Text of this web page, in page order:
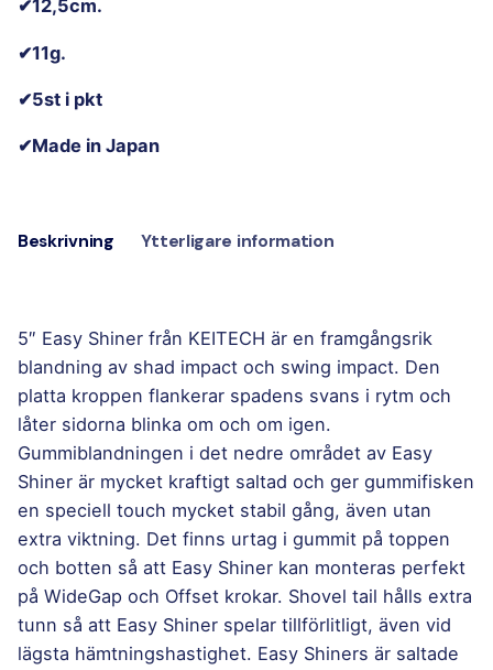
✔12,5cm.
✔11g.
✔5st i pkt
✔Made in Japan
Beskrivning Ytterligare information
5″ Easy Shiner från KEITECH är en framgångsrik
blandning av shad impact och swing impact. Den
platta kroppen flankerar spadens svans i rytm och
låter sidorna blinka om och om igen.
Gummiblandningen i det nedre området av Easy
Shiner är mycket kraftigt saltad och ger gummifisken
en speciell touch mycket stabil gång, även utan
extra viktning. Det finns urtag i gummit på toppen
och botten så att Easy Shiner kan monteras perfekt
på WideGap och Offset krokar. Shovel tail hålls extra
tunn så att Easy Shiner spelar tillförlitligt, även vid
lägsta hämtningshastighet. Easy Shiners är saltade